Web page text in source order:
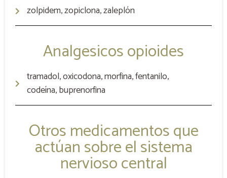
zolpidem, zopiclona, zaleplón
Analgesicos opioides
tramadol, oxicodona, morfina, fentanilo,
codeína, buprenorfina
Otros medicamentos que
actúan sobre el sistema
nervioso central